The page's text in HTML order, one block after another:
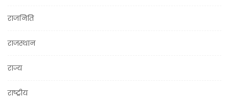
राजनिति
राजस्थान
राज्य
राष्ट्रीय